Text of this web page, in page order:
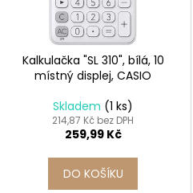
Kalkulačka "SL 310", bílá, 10
místný displej, CASIO
Skladem (1 ks)
214,87 Kč bez DPH
259,99 Kč
DO KOŠÍKU
SADA SQUEEGEE ART VČETNĚ
DĚTSKÝCH BAREV KIDS ART ARTISTS,
349 Kč